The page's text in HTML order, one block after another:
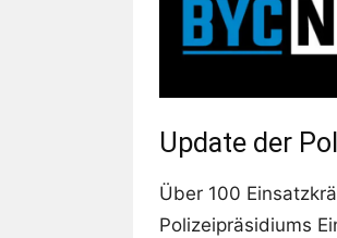
Update der
Über 100
Polizeipräsidiums